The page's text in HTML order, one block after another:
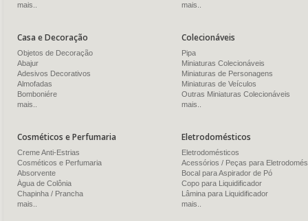
mais..
mais..
Casa e Decoração
Objetos de Decoração
Abajur
Adesivos Decorativos
Almofadas
Bomboniére
mais..
Colecionáveis
Pipa
Miniaturas Colecionáveis
Miniaturas de Personagens
Miniaturas de Veículos
Outras Miniaturas Colecionáveis
mais..
Cosméticos e Perfumaria
Creme Anti-Estrias
Cosméticos e Perfumaria
Absorvente
Água de Colônia
Chapinha / Prancha
mais..
Eletrodomésticos
Eletrodomésticos
Acessórios / Peças para
Bocal para Aspirador de Pó
Copo para Liquidificador
Lâmina para Liquidificador
mais..